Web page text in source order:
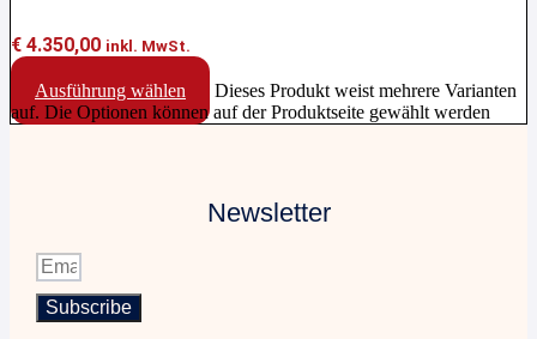
€ 4.350,00 inkl. MwSt.
Ausführung wählen
Dieses Produkt weist mehrere Varianten
auf. Die Optionen können auf der Produktseite gewählt werden
Newsletter
Subscribe